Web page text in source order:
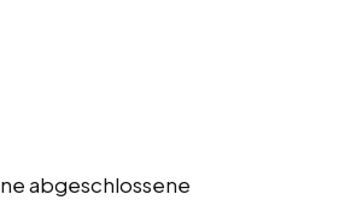
abgeschlossene